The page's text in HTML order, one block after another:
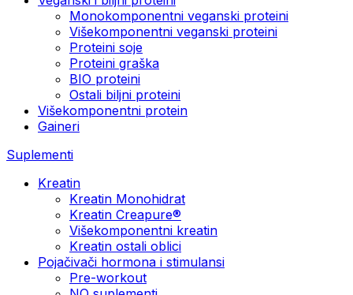
Monokomponentni veganski proteini
Višekomponentni veganski proteini
Proteini soje
Proteini graška
BIO proteini
Ostali biljni proteini
Višekomponentni protein
Gaineri
Suplementi
Kreatin
Kreatin Monohidrat
Kreatin Creapure®
Višekomponentni kreatin
Kreatin ostali oblici
Pojačivači hormona i stimulansi
Pre-workout